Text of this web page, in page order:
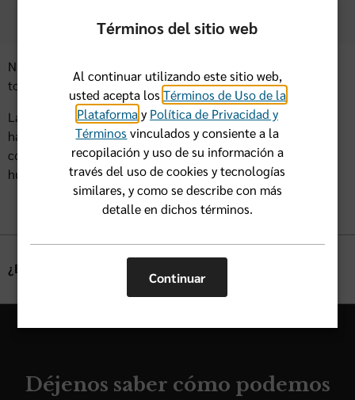
Nuestra esperanza es que todos podamos superar las
tormentas con el menor impacto posible.
La temporada de huracanes se extiende desde el 1 de junio
hasta el 30 de noviembre. Vuelva a consultar aquí para
conocer los pasos a seguir en caso de que ocurra un
huracán.
¿Esto le pareció útil?
Déjenos saber cómo podemos
Términos del sitio web
Al continuar utilizando este sitio web,
usted acepta los Términos de Uso de la
Plataformay Política de Privacidad y
Términos vinculados y consiente a la
recopilación y uso de su información a
través del uso de cookies y tecnologías
similares, y como se describe con más
detalle en dichos términos.
Continuar